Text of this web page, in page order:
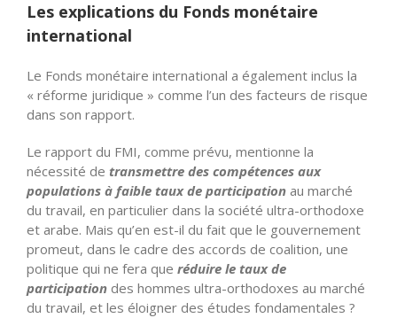
Les explications du Fonds monétaire
international
Le Fonds monétaire international a également inclus la
« réforme juridique » comme l’un des facteurs de risque
dans son rapport.
Le rapport du FMI, comme prévu, mentionne la
nécessité de transmettre des compétences aux
populations à faible taux de participation au marché
du travail, en particulier dans la société ultra-orthodoxe
et arabe. Mais qu’en est-il du fait que le gouvernement
promeut, dans le cadre des accords de coalition, une
politique qui ne fera que réduire le taux de
participation des hommes ultra-orthodoxes au marché
du travail, et les éloigner des études fondamentales ?